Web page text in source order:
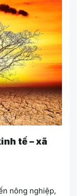
tế – xã
nông nghiệp,